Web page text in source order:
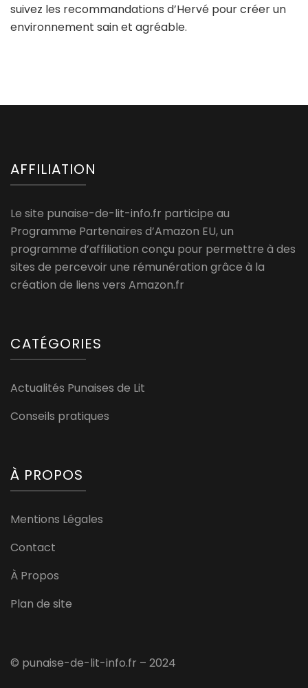
suivez les recommandations d’Hervé pour créer un
environnement sain et agréable.
AFFILIATION
Le site punaise-de-lit-info.fr participe au
Programme Partenaires d’Amazon EU, un
programme d’affiliation conçu pour permettre à des
sites de percevoir une rémunération grâce à la
création de liens vers Amazon.fr
CATÉGORIES
Actualités Punaises de Lit
Conseils pratiques
À PROPOS
Mentions Légales
Contact
À Propos
Plan de site
© punaise-de-lit-info.fr – 2024